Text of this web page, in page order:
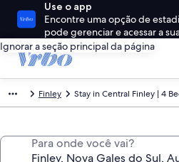
Use o app
Encontre uma opção de
pode gerenciar e acessar a
Ignorar a seção principal da página
Finley Stay in Central Finley | 4
Para onde você vai?